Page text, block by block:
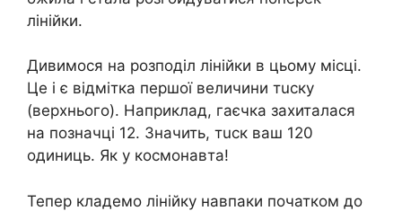
лінійки.
Дивимося на розподіл лінійки в цьому місці.
Це і є відмітка першої величини тuску
(верхнього). Наприклад, гаєчка захиталася
на позначці 12. Значить, тuск ваш 120
одиниць. Як у космонавта!
Тепер кладемо лінійку навпаки початком до